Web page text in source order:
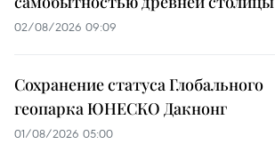
02/08/2026 09:09
Сохранение статуса Глобального
геопарка ЮНЕСКО Дакнонг
01/08/2026 05:00